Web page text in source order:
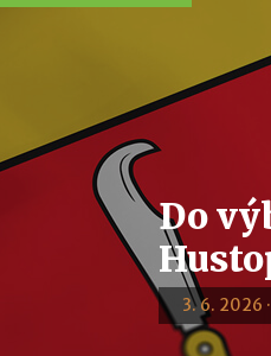
Do
3. 6. 2026